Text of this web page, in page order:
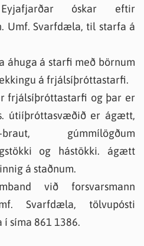
Eyjafjarðar óskar eftir
Umf. Svarfdæla, til starfa á
áhuga á starfi með börnum
á frjálsíþróttastarfi.
frjálsíþróttastarfi og þar er
útiíþróttasvæðið er ágætt,
gúmmílögðum
og hástökki. ágætt
á staðnum.
við forsvarsmann
Svarfdæla, tölvupósti
í síma 861 1386.